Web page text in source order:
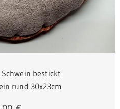
bestickt
rund 30x23cm